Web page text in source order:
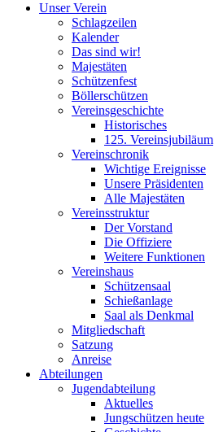
Unser Verein
Schlagzeilen
Kalender
Das sind wir!
Majestäten
Schützenfest
Böllerschützen
Vereinsgeschichte
Historisches
125. Vereinsjubiläum
Vereinschronik
Wichtige Ereignisse
Unsere Präsidenten
Alle Majestäten
Vereinsstruktur
Der Vorstand
Die Offiziere
Weitere Funktionen
Vereinshaus
Schützensaal
Schießanlage
Saal als Denkmal
Mitgliedschaft
Satzung
Anreise
Abteilungen
Jugendabteilung
Aktuelles
Jungschützen heute